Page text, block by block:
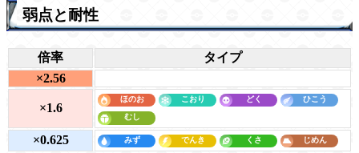
弱点と耐性
倍率
タイプ
×2.56
×1.6
×0.625